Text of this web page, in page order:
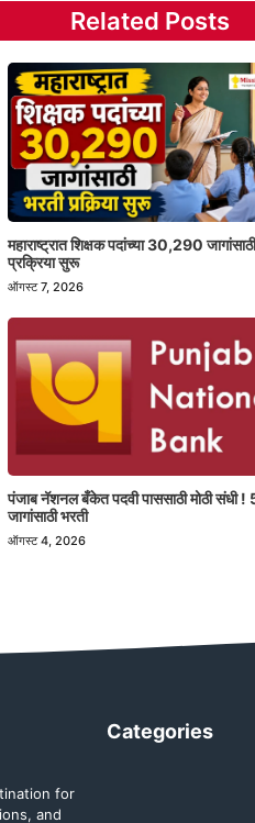
Related Posts
महाराष्ट्रात शिक्षक पदांच्या 30,290
प्रक्रिया सुरू
ऑगस्ट 7, 2026
पंजाब नॅशनल बँकेत पदवी पाससाठी मोठी संधी
जागांसाठी भरती
ऑगस्ट 4, 2026
for
and
Categories